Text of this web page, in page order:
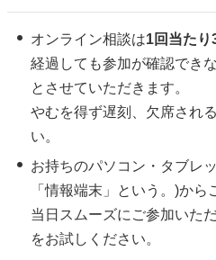
オンライン相談は1回当たり
経過しても参加が確認でき
とさせていただきます。
やむを得ず遅刻、欠席され
い。
お持ちのパソコン・タブレ
「情報端末」という。)から
当日スムーズにご参加いた
をお試しください。